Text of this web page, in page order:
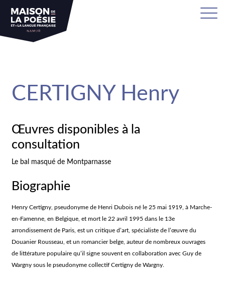
CERTIGNY Henry
Œuvres disponibles à la
consultation
Le bal masqué de Montparnasse
Biographie
Henry Certigny, pseudonyme de Henri Dubois né le 25 mai 1919, à Marche-
en-Famenne, en Belgique, et mort le 22 avril 1995 dans le 13e
arrondissement de Paris, est un critique d’art, spécialiste de l’œuvre du
Douanier Rousseau, et un romancier belge, auteur de nombreux ouvrages
de littérature populaire qu’il signe souvent en collaboration avec Guy de
Wargny sous le pseudonyme collectif Certigny de Wargny.